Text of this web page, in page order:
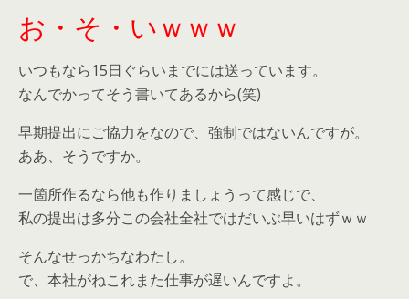
お・そ・いｗｗｗ
いつもなら15日ぐらいまでには送っています。
なんでかってそう書いてあるから(笑)
早期提出にご協力をなので、強制ではないんですが。
ああ、そうですか。
一箇所作るなら他も作りましょうって感じで、
私の提出は多分この会社全社ではだいぶ早いはずｗｗ
そんなせっかちなわたし。
で、本社がねこれまた仕事が遅いんですよ。